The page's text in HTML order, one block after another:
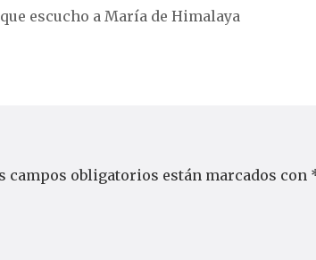
escucho a María de Himalaya
campos obligatorios están marcados con